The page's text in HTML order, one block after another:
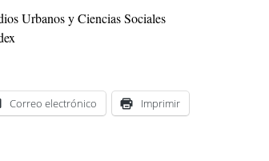
Urbanos y Ciencias Sociales
Correo electrónico Imprimir